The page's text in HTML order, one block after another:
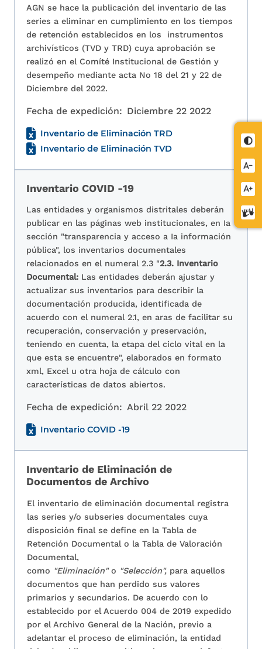
de
AGN se hace la publicación del inventario de las
series a eliminar en cumplimiento en los tiempos
de retención establecidos en los instrumentos
archivísticos (TVD y TRD) cuya aprobación se
realizó en el Comíté Institucional de Gestión y
desempeño mediante acta No 18 del 21 y 22 de
Diciembre del 2022.
Fecha de expedición: Diciembre 22 2022
Inventario de Eliminación TRD
Inventario de Eliminación TVD
Inventario COVID -19
Las entidades y organismos distritales deberán
publicar en las páginas web institucionales, en Ia
sección "transparencia y acceso a Ia información
pública", los inventarios documentales
relacionados en el numeral 2.3 "2.3. Inventario
Documental: Las entidades deberán ajustar y
actualizar sus inventarios para describir la
documentación producida, identificada de
acuerdo con el numeral 2.1, en aras de facilitar su
recuperación, conservación y preservación,
teniendo en cuenta, la etapa del ciclo vital en la
que esta se encuentre", elaborados en formato
xml, Excel u otra hoja de cálculo con
características de datos abiertos.
Fecha de expedición: Abril 22 2022
Inventario COVID -19
Inventario de Eliminación de
Documentos de Archivo
El inventario de eliminación documental registra
las series y/o subseries documentales cuya
disposición final se define en la Tabla de
Retención Documental o la Tabla de Valoración
Documental,
como "Eliminación"o "Selección", para aquellos
documentos que han perdido sus valores
primarios y secundarios. De acuerdo con lo
establecido por el Acuerdo 004 de 2019 expedido
por el Archivo General de la Nación, previo a
adelantar el proceso de eliminación, la entidad